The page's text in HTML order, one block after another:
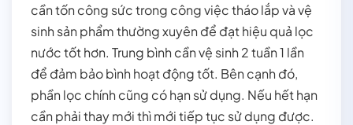
cần tốn công sức trong công việc tháo lắp và vệ
sinh sản phẩm thường xuyên để đạt hiệu quả lọc
nước tốt hơn. Trung bình cần vệ sinh 2 tuần 1 lần
để đảm bảo bình hoạt động tốt. Bên cạnh đó,
phần lọc chính cũng có hạn sử dụng. Nếu hết hạn
cần phải thay mới thì mới tiếp tục sử dụng được.